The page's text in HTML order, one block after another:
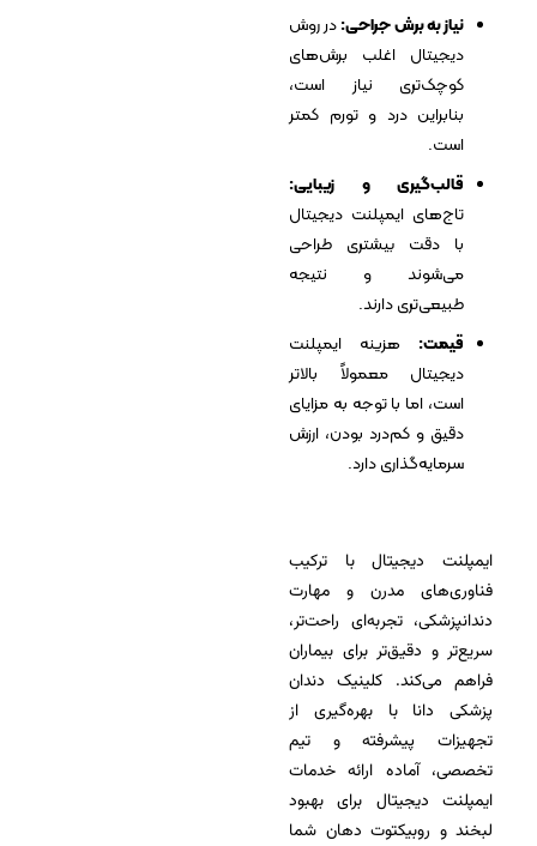
نیاز به برش جراحی:در روش
دیجیتال اغلب برش‌های
کوچک‌تری نیاز است،
بنابراین درد و تورم کمتر
است.
قالب‌گیری و زیبایی:
تاج‌های ایمپلنت دیجیتال
با دقت بیشتری طراحی
می‌شوند و نتیجه
طبیعی‌تری دارند.
قیمت: هزینه ایمپلنت
دیجیتال معمولاً بالاتر
است، اما با توجه به مزایای
دقیق و کم‌درد بودن، ارزش
سرمایه‌گذاری دارد.
ایمپلنت دیجیتال با ترکیب
فناوری‌های مدرن و مهارت
دندانپزشکی، تجربه‌ای راحت‌تر،
سریع‌تر و دقیق‌تر برای بیماران
فراهم می‌کند. کلینیک دندان
پزشکی دانا با بهره‌گیری از
تجهیزات پیشرفته و تیم
تخصصی، آماده ارائه خدمات
ایمپلنت دیجیتال برای بهبود
لبخند و روبیکتوت دهان شما